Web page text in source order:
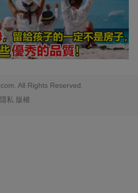
All Rights Reserved.
隱私 版權